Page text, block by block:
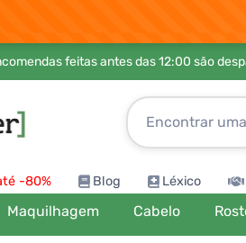
feitas antes das 12:00 são
-80% Blog Léxico
Maquilhagem Cabelo